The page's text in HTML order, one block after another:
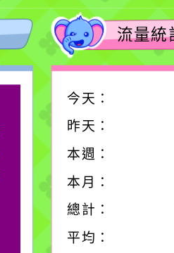
作者：網路小語
生活是一面鏡子。你對
它笑，它就對你笑；你
對它哭，它也對你哭。
流量統
今天：
昨天：
本週：
本月：
總計：
平均：